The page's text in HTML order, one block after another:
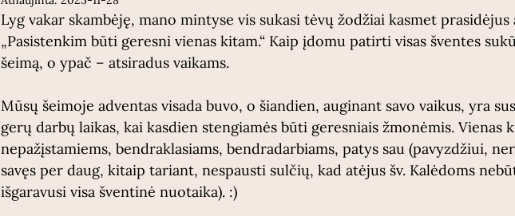
Lyg vakar skambėję, mano mintyse vis sukasi tėvų žodžiai kasmet prasidėjus
„Pasistenkim būti geresni vienas kitam.“ Kaip įdomu patirti visas šventes
šeimą, o ypač – atsiradus vaikams.
Mūsų šeimoje adventas visada buvo, o šiandien, auginant savo vaikus, yra
gerų darbų laikas, kai kasdien stengiamės būti geresniais žmonėmis. Vienas
nepažįstamiems, bendraklasiams, bendradarbiams, patys sau (pavyzdžiui,
savęs per daug, kitaip tariant, nespausti sulčių, kad atėjus šv. Kalėdoms
išgaravusi visa šventinė nuotaika). :)